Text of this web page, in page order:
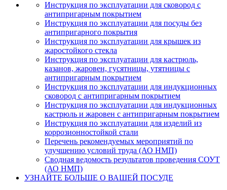
Инструкция по эксплуатации для сковород с
антипригарным покрытием
Инструкция по эксплуатации для посуды без
антипригарного покрытия
Инструкция по эксплуатации для крышек из
жаростойкого стекла
Инструкция по эксплуатации для кастрюль,
казанов, жаровен, гусятницы, утятницы с
антипригарным покрытием
Инструкция по эксплуатации для индукционных
сковород с антипригарным покрытием
Инструкция по эксплуатации для индукционных
кастрюль и жаровен с антипригарным покрытием
Инструкция по эксплуатации для изделий из
коррозионностойкой стали
Перечень рекомендуемых мероприятий по
улучшению условий труда (АО НМП)
Сводная ведомость результатов проведения СОУТ
(АО НМП)
УЗНАЙТЕ БОЛЬШЕ О ВАШЕЙ ПОСУДЕ